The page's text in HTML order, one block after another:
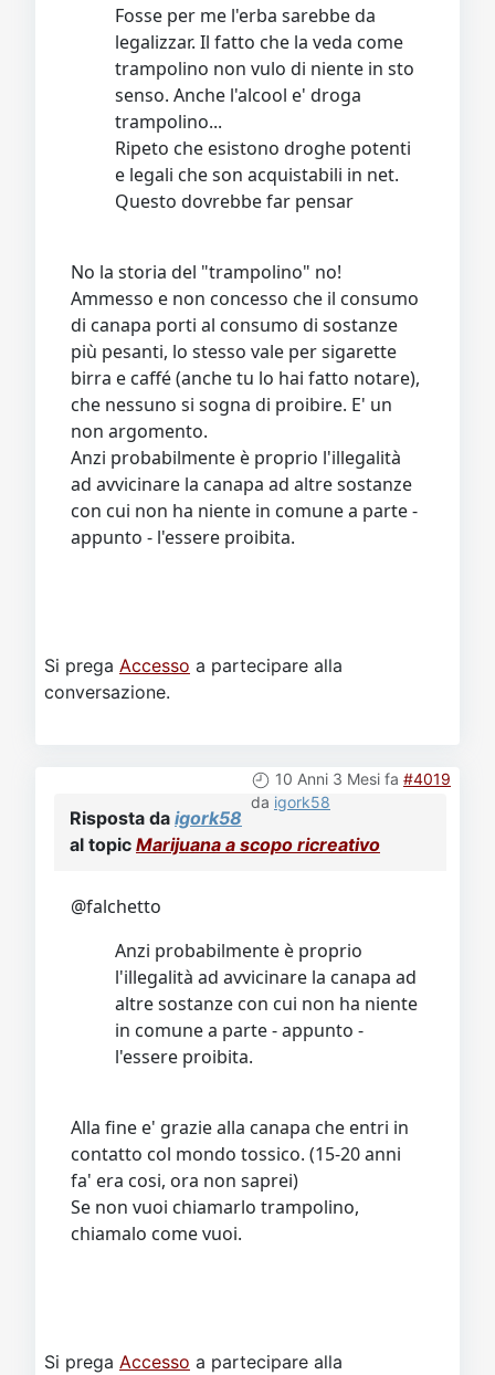
Fosse per me l'erba sarebbe da
legalizzar. Il fatto che la veda come
trampolino non vulo di niente in sto
senso. Anche l'alcool e' droga
trampolino...
Ripeto che esistono droghe potenti
e legali che son acquistabili in net.
Questo dovrebbe far pensar
No la storia del "trampolino" no!
Ammesso e non concesso che il consumo
di canapa porti al consumo di sostanze
più pesanti, lo stesso vale per sigarette
birra e caffé (anche tu lo hai fatto notare),
che nessuno si sogna di proibire. E' un
non argomento.
Anzi probabilmente è proprio l'illegalità
ad avvicinare la canapa ad altre sostanze
con cui non ha niente in comune a parte -
appunto - l'essere proibita.
Si prega Accesso a partecipare alla
conversazione.
10 Anni 3 Mesi fa #4019
da igork58
Risposta da igork58
al topic Marijuana a scopo ricreativo
@falchetto
Anzi probabilmente è proprio
l'illegalità ad avvicinare la canapa ad
altre sostanze con cui non ha niente
in comune a parte - appunto -
l'essere proibita.
Alla fine e' grazie alla canapa che entri in
contatto col mondo tossico. (15-20 anni
fa' era cosi, ora non saprei)
Se non vuoi chiamarlo trampolino,
chiamalo come vuoi.
Si prega Accesso a partecipare alla